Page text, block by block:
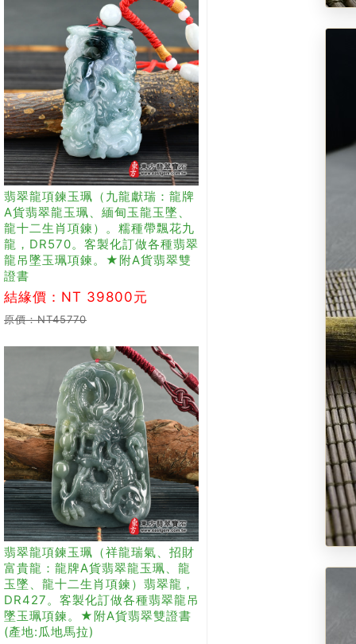
翡翠龍項鍊玉珮（九龍獻瑞：龍牌
A貨翡翠龍玉珮、緬甸玉龍玉墜、
龍十二生肖項鍊）。糯種帶飄花九
龍，DR570。客製化訂做各種翡翠
龍吊墜玉珮項鍊。★附A貨翡翠雙
證書
結緣價：NT 39800元
原價：NT45770
翡翠龍項鍊玉珮（祥龍瑞氣、招財
富貴龍：龍牌A貨翡翠龍玉珮、龍
玉墜、龍十二生肖項鍊）翡翠龍，
DR427。客製化訂做各種翡翠龍吊
墜玉珮項鍊。★附A貨翡翠雙證書
(產地:瓜地馬拉)